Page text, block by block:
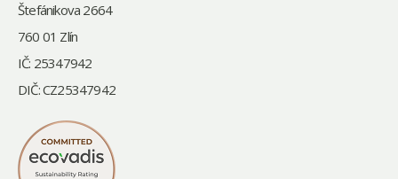
Štefánikova 2664
760 01 Zlín
IČ: 25347942
DIČ: CZ25347942